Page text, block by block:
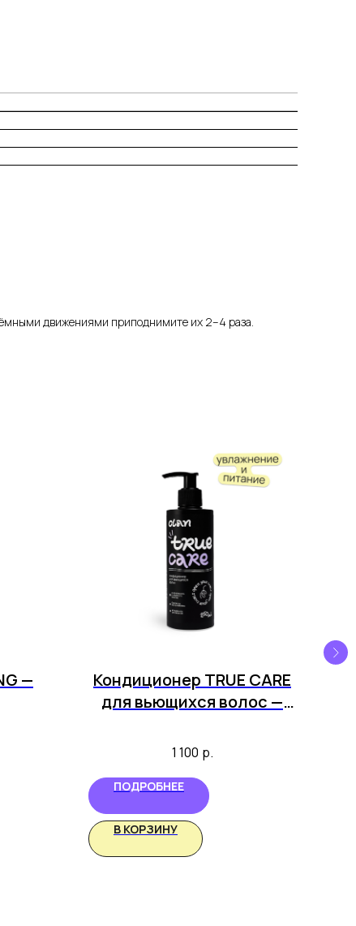
движениями приподнимите их 2–4 раза.
—
Кондиционер TRUE CARE
для вьющихся волос —
1 100 р.
ПОДРОБНЕЕ
В КОРЗИНУ